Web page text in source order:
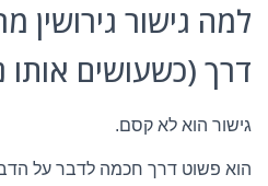
למה גישור גירושין
דרך (כשעושים אותו
גישור הוא לא קסם.
הוא פשוט דרך חכמה לדבר על